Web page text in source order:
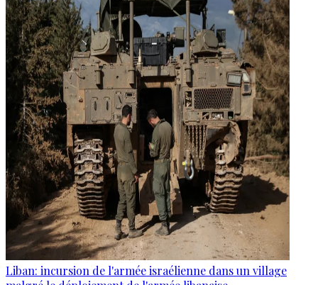
Liban: incursion de l'armée israélienne dans un village